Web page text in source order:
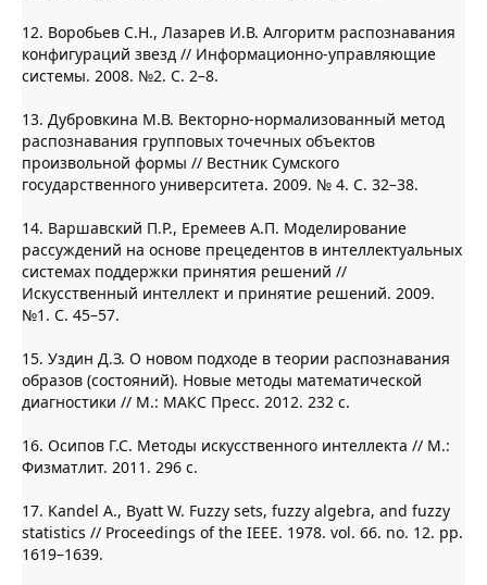
12. Воробьев С.Н., Лазарев И.В. Алгоритм распознавания
конфигураций звезд // Информационно-управляющие
системы. 2008. №2. С. 2–8.
13. Дубровкина М.В. Векторно-нормализованный метод
распознавания групповых точечных объектов
произвольной формы // Вестник Сумского
государственного университета. 2009. № 4. С. 32–38.
14. Варшавский П.Р., Еремеев А.П. Моделирование
рассуждений на основе прецедентов в интеллектуальных
системах поддержки принятия решений //
Искусственный интеллект и принятие решений. 2009.
№1. С. 45–57.
15. Уздин Д.З. О новом подходе в теории распознавания
образов (состояний). Новые методы математической
диагностики // М.: МАКС Пресс. 2012. 232 c.
16. Осипов Г.С. Методы искусственного интеллекта // М.:
Физматлит. 2011. 296 с.
17. Kandel A., Byatt W. Fuzzy sets, fuzzy algebra, and fuzzy
statistics // Proceedings of the IEEE. 1978. vol. 66. no. 12. pp.
1619–1639.